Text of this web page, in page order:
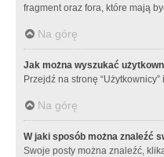
fragment oraz fora, które mają
Na górę
Jak można wyszukać
Przejdź na stronę
Na górę
W jaki sposób można znaleźć
Swoje posty można znaleźć,